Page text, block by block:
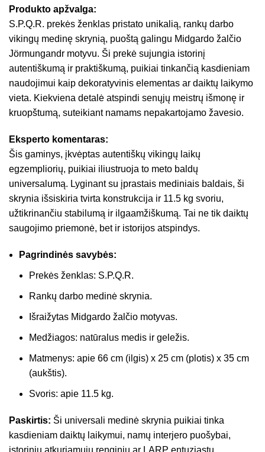
Produkto apžvalga:
S.P.Q.R. prekės ženklas pristato unikalią, rankų darbo
vikingų medinę skrynią, puoštą galingu Midgardo žalčio
Jörmungandr motyvu. Ši prekė sujungia istorinį
autentiškumą ir praktiškumą, puikiai tinkančią kasdieniam
naudojimui kaip dekoratyvinis elementas ar daiktų laikymo
vieta. Kiekviena detalė atspindi senųjų meistrų išmonę ir
kruopštumą, suteikiant namams nepakartojamo žavesio.
Eksperto komentaras:
Šis gaminys, įkvėptas autentiškų vikingų laikų
egzempliorių, puikiai iliustruoja to meto baldų
universalumą. Lyginant su įprastais mediniais baldais, ši
skrynia išsiskiria tvirta konstrukcija ir 11.5 kg svoriu,
užtikrinančiu stabilumą ir ilgaamžiškumą. Tai ne tik daiktų
saugojimo priemonė, bet ir istorijos atspindys.
Pagrindinės savybės:
Prekės ženklas: S.P.Q.R.
Rankų darbo medinė skrynia.
Išraižytas Midgardo žalčio motyvas.
Medžiagos: natūralus medis ir geležis.
Matmenys: apie 66 cm (ilgis) x 25 cm (plotis) x 35 cm
(aukštis).
Svoris: apie 11.5 kg.
Paskirtis: Ši universali medinė skrynia puikiai tinka
kasdieniam daiktų laikymui, namų interjero puošybai,
istorinių atkuriamųjų renginių ar LARP entuziastų